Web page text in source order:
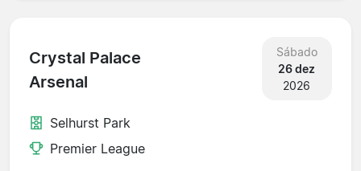
Crystal Palace
Arsenal
Sábado
26 dez
2026
Selhurst Park
Premier League